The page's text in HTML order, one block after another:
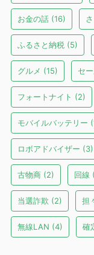
お金の話 (16)
ふるさと納税 (5)
グルメ (15) セ
フォートナイト (2)
モバイルバッテリー
ロボアドバイザー (3)
古物商 (2) 回線
当選詐欺 (2) 担
無線LAN (4) 確